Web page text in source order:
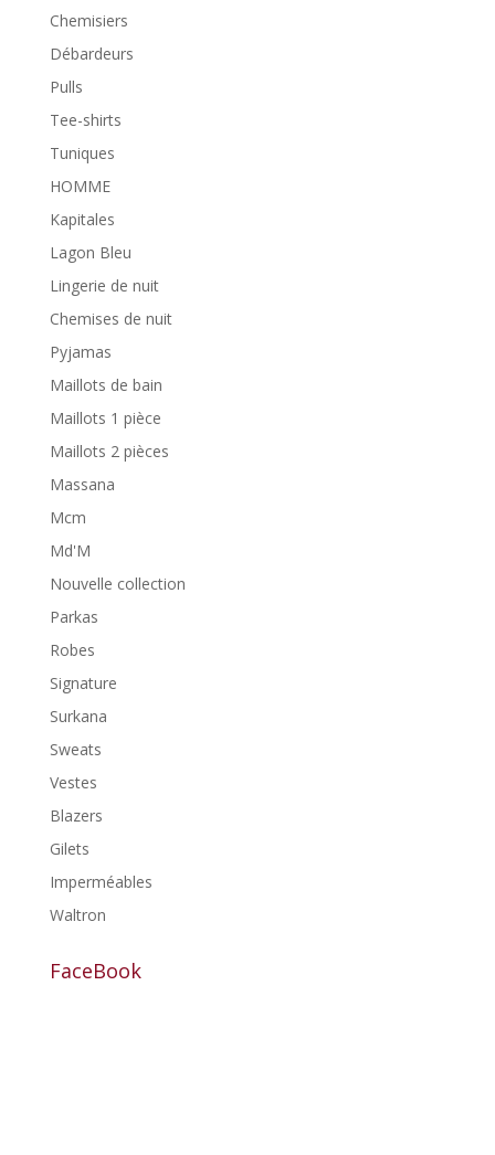
Chemisiers
Débardeurs
Pulls
Tee-shirts
Tuniques
HOMME
Kapitales
Lagon Bleu
Lingerie de nuit
Chemises de nuit
Pyjamas
Maillots de bain
Maillots 1 pièce
Maillots 2 pièces
Massana
Mcm
Md'M
Nouvelle collection
Parkas
Robes
Signature
Surkana
Sweats
Vestes
Blazers
Gilets
Imperméables
Waltron
FaceBook